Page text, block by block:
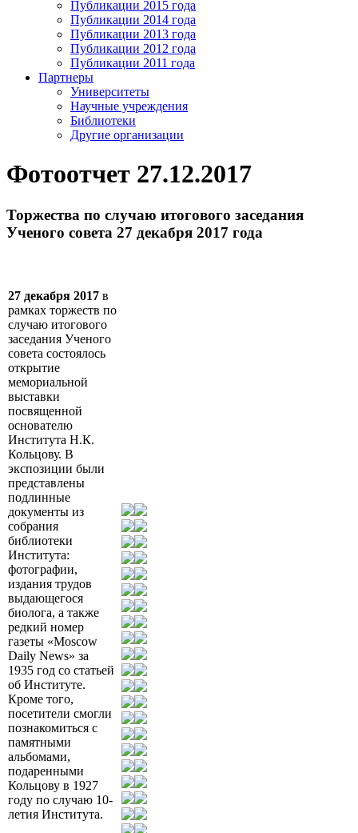
Публикации 2015 года
Публикации 2014 года
Публикации 2013 года
Публикации 2012 года
Публикации 2011 года
Партнеры
Университеты
Научные учреждения
Библиотеки
Другие организации
Фотоотчет 27.12.2017
Торжества по случаю итогового заседания
Ученого совета 27 декабря 2017 года
27 декабря 2017 в
рамках торжеств по
случаю итогового
заседания Ученого
совета состоялось
открытие
мемориальной
выставки
посвященной
основателю
Института Н.К.
Кольцову. В
экспозиции были
представлены
подлинные
документы из
собрания
библиотеки
Института:
фотографии,
издания трудов
выдающегося
биолога, а также
редкий номер
газеты «Moscow
Daily News» за
1935 год со статьей
об Институте.
Кроме того,
посетители смогли
познакомиться с
памятными
альбомами,
подаренными
Кольцову в 1927
году по случаю 10-
летия Института.